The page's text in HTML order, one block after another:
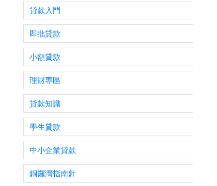
貸款入門
即批貸款
小額貸款
理財專區
貸款知識
學生貸款
中小企業貸款
銅鑼灣指南針